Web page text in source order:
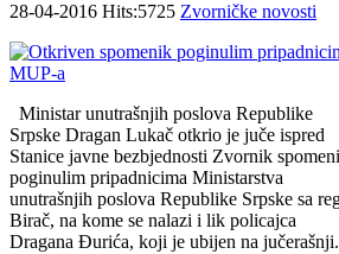
28-04-2016 Hits:5725 Zvorničke novosti
Ministar unutrašnjih poslova Republike
Srpske Dragan Lukač otkrio je juče ispred
Stanice javne bezbjednosti Zvornik
poginulim pripadnicima Ministarstva
unutrašnjih poslova Republike Srpske sa
Birač, na kome se nalazi i lik policajca
Dragana Đurića, koji je ubijen na